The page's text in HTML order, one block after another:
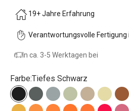
19+ Jahre Erfahrung
Verantwortungsvolle
In ca. 3-5 Werktagen bei
Farbe:Tiefes Schwarz
Tiefes Schwarz
Seidiges Anthrazit
Einfach Grau
Prise Sand
Schönes